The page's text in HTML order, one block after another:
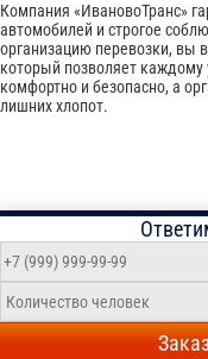
Компания «ИвановоТранс»
автомобилей и строгое
организацию перевозки, вы
который позволяет каждому
комфортно и безопасно, а
лишних хлопот.